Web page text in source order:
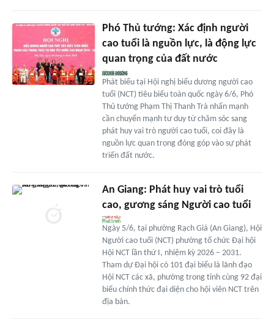
Phó Thủ tướng: Xác định người
cao tuổi là nguồn lực, là động lực
quan trọng của đất nước
Phát biểu tại Hội nghị biểu dương người cao
tuổi (NCT) tiêu biểu toàn quốc ngày 6/6, Phó
Thủ tướng Phạm Thị Thanh Trà nhấn mạnh
cần chuyển mạnh tư duy từ chăm sóc sang
phát huy vai trò người cao tuổi, coi đây là
nguồn lực quan trọng đóng góp vào sự phát
triển đất nước.
An Giang: Phát huy vai trò tuổi
cao, gương sáng Người cao tuổi
Ngày 5/6, tại phường Rạch Giá (An Giang), Hội
Người cao tuổi (NCT) phường tổ chức Đại hội
Hội NCT lần thứ I, nhiệm kỳ 2026 – 2031.
Tham dự Đại hội có 101 đại biểu là lãnh đạo
Hội NCT các xã, phường trong tỉnh cùng 92 đại
biểu chính thức đại diện cho hội viên NCT trên
địa bàn.